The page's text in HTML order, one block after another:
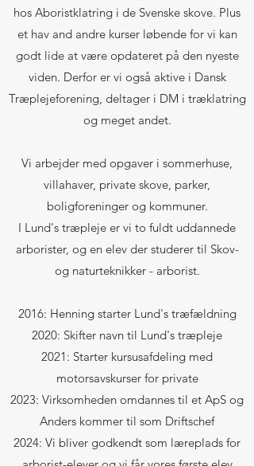
hos Aboristklatring i de Svenske skove. Plus
et hav and andre kurser løbende for vi kan
godt lide at være opdateret på den nyeste
viden. Derfor er vi også aktive i Dansk
Træplejeforening, deltager i DM i træklatring
og meget andet.
Vi arbejder med opgaver i sommerhuse,
villahaver, private skove, parker,
boligforeninger og kommuner.
I Lund's træpleje er vi to fuldt uddannede
arborister​, og en elev der studerer til Skov-
og naturteknikker - arborist.
2016: Henning starter Lund's træfældning
2020: Skifter navn til Lund's træpleje
2021: Starter kursusafdeling med
motorsavskurser for private
2023: Virksomheden omdannes til et ApS og
Anders kommer til som Driftschef
2024: Vi bliver godkendt som læreplads for